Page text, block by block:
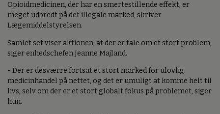
Opioidmedicinen, der har en smertestillende effekt, er
meget udbredt på det illegale marked, skriver
Lægemiddelstyrelsen.
Samlet set viser aktionen, at der er tale om et stort problem,
siger enhedschefen Jeanne Majland.
- Der er desværre fortsat et stort marked for ulovlig
medicinhandel på nettet, og det er umuligt at komme helt til
livs, selv om der er et stort globalt fokus på problemet, siger
hun.